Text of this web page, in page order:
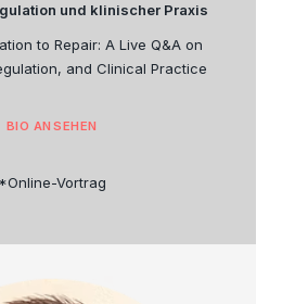
und klinischer Praxis
to Repair: A Live Q&A on
and Clinical Practice
BIO ANSEHEN
*Online-Vortrag